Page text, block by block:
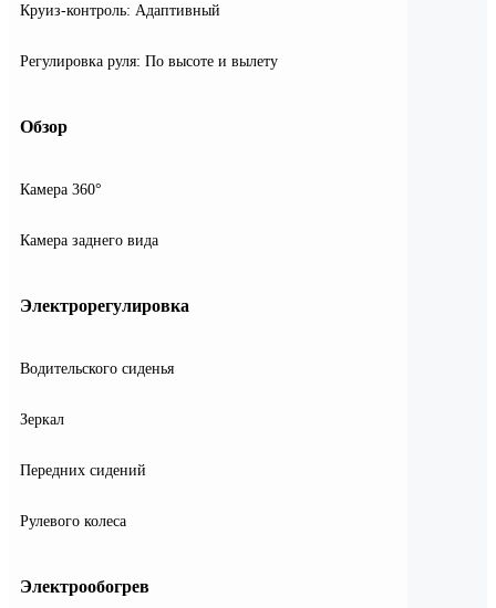
Круиз-контроль: Адаптивный
Регулировка руля: По высоте и вылету
Обзор
Камера 360°
Камера заднего вида
Электрорегулировка
Водительского сиденья
Зеркал
Передних сидений
Рулевого колеса
Электрообогрев